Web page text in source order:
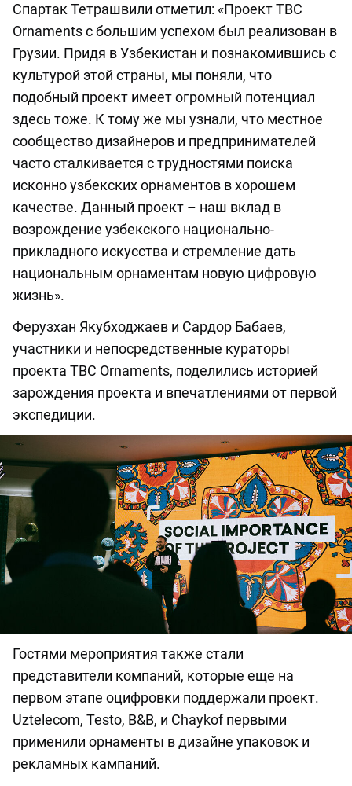
Спартак Тетрашвили отметил: «Проект TBC
Ornaments с большим успехом был реализован в
Грузии. Придя в Узбекистан и познакомившись с
культурой этой страны, мы поняли, что
подобный проект имеет огромный потенциал
здесь тоже. К тому же мы узнали, что местное
сообщество дизайнеров и предпринимателей
часто сталкивается с трудностями поиска
исконно узбекских орнаментов в хорошем
качестве. Данный проект – наш вклад в
возрождение узбекского национально-
прикладного искусства и стремление дать
национальным орнаментам новую цифровую
жизнь».
Ферузхан Якубходжаев и Сардор Бабаев,
участники и непосредственные кураторы
проекта TBC Ornaments, поделились историей
зарождения проекта и впечатлениями от первой
экспедиции.
Гостями мероприятия также стали
представители компаний, которые еще на
первом этапе оцифровки поддержали проект.
Uztelecom, Testo, B&B, и Chaykof первыми
применили орнаменты в дизайне упаковок и
рекламных кампаний.